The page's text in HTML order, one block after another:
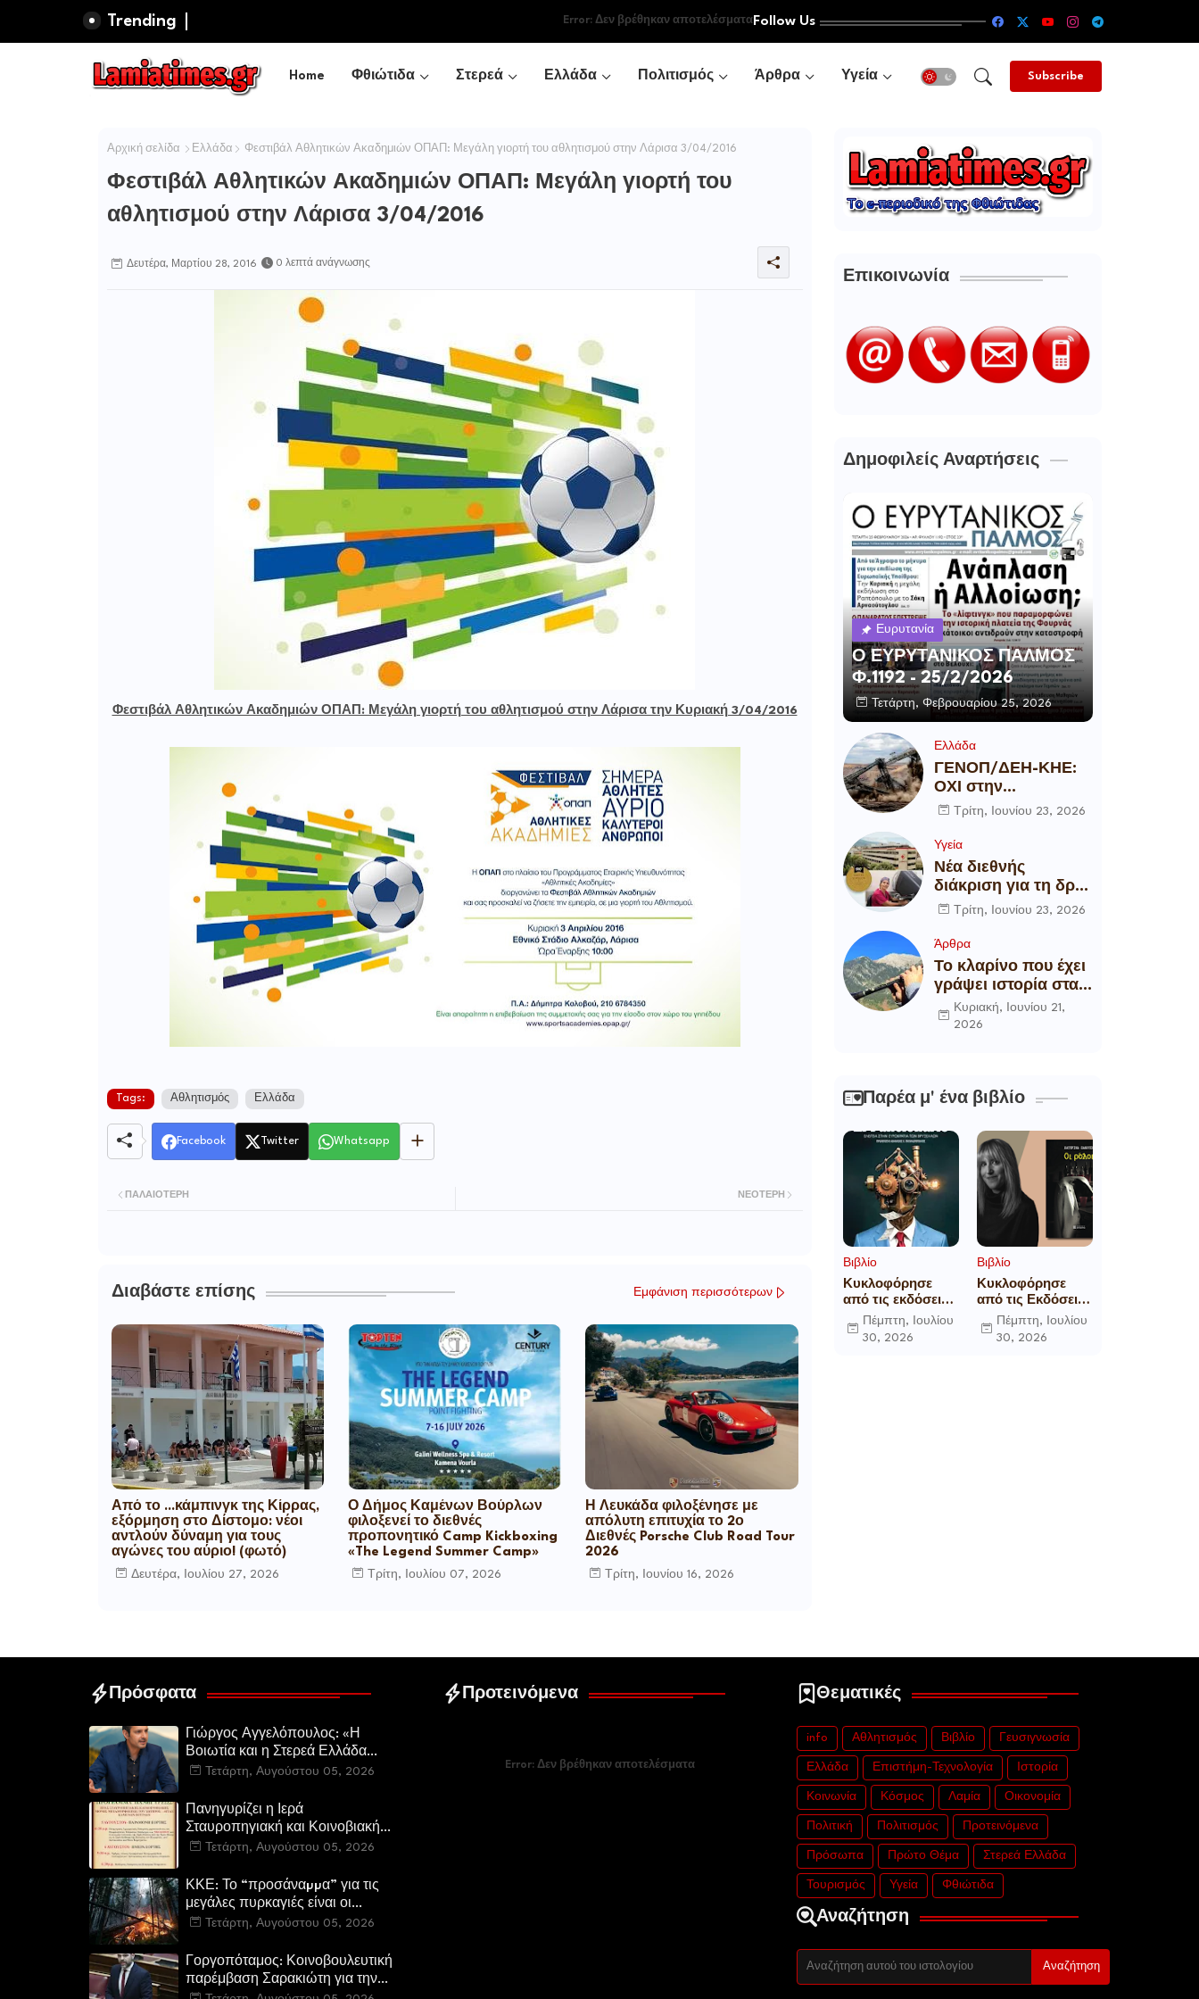
Trending Error:Δεν βρέθηκαν αποτελέσματαFollow Us
Home Φθιώτιδα Στερεά Ελλάδα Πολιτισμός Άρθρα Υγεία Subscribe
Αρχική σελίδα Ελλάδα Φεστιβάλ Αθλητικών Ακαδημιών ΟΠΑΠ: Μεγάλη γιορτή του αθλητισμού στην Λάρισα 3/04/2016
Φεστιβάλ Αθλητικών Ακαδημιών ΟΠΑΠ: Μεγάλη γιορτή του
αθλητισμού στην Λάρισα 3/04/2016
Δευτέρα, Μαρτίου 28, 2016 0 λεπτά ανάγνωσης
Φεστιβάλ Αθλητικών Ακαδημιών ΟΠΑΠ: Μεγάλη γιορτή του αθλητισμού στην Λάρισα την Κυριακή 3/04/2016
Tags: Αθλητισμός Ελλάδα
Facebook Twitter Whatsapp
ΝΕΌΤΕΡΗ
ΠΑΛΑΙΌΤΕΡΗ
Διαβάστε επίσης Εμφάνιση περισσότερων
Από το ...κάμπινγκ της Κίρρας,
εξόρμηση στο Δίστομο: νέοι
αντλούν δύναμη για τους
αγώνες του αύριο! (φωτό)
Δευτέρα, Ιουλίου 27, 2026
Ο Δήμος Καμένων Βούρλων
φιλοξενεί το διεθνές
προπονητικό Camp Kickboxing
«The Legend Summer Camp»
Τρίτη, Ιουλίου 07, 2026
Η Λευκάδα φιλοξένησε με
απόλυτη επιτυχία το 2ο
Διεθνές Porsche Club Road Tour
2026
Τρίτη, Ιουνίου 16, 2026
Επικοινωνία
Δημοφιλείς Αναρτήσεις
Ευρυτανία
Ο ΕΥΡΥΤΑΝΙΚΟΣ ΠΑΛΜΟΣ
Φ.1192 - 25/2/2026
Τετάρτη, Φεβρουαρίου 25, 2026
Ελλάδα
ΓΕΝΟΠ/ΔΕΗ-ΚΗΕ:
ΟΧΙ στην
αποξήλωση των
υποδομών της
χώρας
Τρίτη, Ιουνίου 23, 2026
Υγεία
Νέα διεθνής
διάκριση για τη δρ
Θάλεια
Διευθύντρια
Xειρουργό του
Metropolitan
General
Τρίτη, Ιουνίου 23, 2026
Άρθρα
Το κλαρίνο που έχει
γράψει ιστορία στα
χωριά της Ρούμελης
Κυριακή, Ιουνίου 21,
2026
Παρέα μ' ένα βιβλίο
Βιβλίο
Κυκλοφόρησε
από τις εκδόσεις
Gema το
μυθιστόρημα του
Πέμπτη, Ιουλίου
30, 2026
Βιβλίο
Κυκλοφόρησε
από τις Εκδόσεις
Επίμετρο το
αστυνομικό
Πέμπτη, Ιουλίου
30, 2026
Πρόσφατα
Γιώργος Αγγελόπουλος: «Η
Βοιωτία και η Στερεά Ελλάδα
καίγεται. Η Κυβέρνηση και η
αυτοθαυμάζονται.»
Τετάρτη, Αυγούστου 05, 2026
Πανηγυρίζει η Ιερά
Σταυροπηγιακή και Κοινοβιακή
Μονή Μεταμορφώσεως του
(Μονή Αγιάς ή Καρυάς)
Τετάρτη, Αυγούστου 05, 2026
ΚΚΕ: Το “προσάναµµα” για τις
μεγάλες πυρκαγιές είναι οι
τεράστιες ελλείψεις σε µέσα και
και τις δασικές υπηρεσίες
Τετάρτη, Αυγούστου 05, 2026
Γοργοπόταμος: Κοινοβουλευτική
παρέμβαση Σαρακιώτη για την
Προτεινόμενα
Error:Δεν βρέθηκαν αποτελέσματα
Θεματικές
info Αθλητισμός Βιβλίο Γευσιγνωσία
Ελλάδα Επιστήμη-Τεχνολογία Ιστορία
Κοινωνία Κόσμος Λαμία Οικονομία
Πολιτική Πολιτισμός Προτεινόμενα
Πρόσωπα Πρώτο Θέμα Στερεά Ελλάδα
Τουρισμός Υγεία Φθιώτιδα
Αναζήτηση